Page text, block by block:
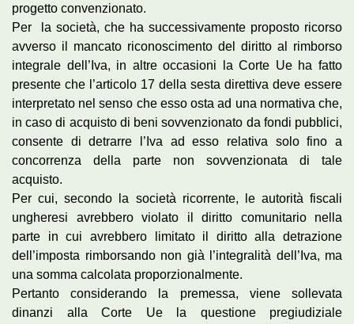
progetto convenzionato.
Per la società, che ha successivamente proposto ricorso
avverso il mancato riconoscimento del diritto al rimborso
integrale dell’Iva, in altre occasioni la Corte Ue ha fatto
presente che l’articolo 17 della sesta direttiva deve essere
interpretato nel senso che esso osta ad una normativa che,
in caso di acquisto di beni sovvenzionato da fondi pubblici,
consente di detrarre l’Iva ad esso relativa solo fino a
concorrenza della parte non sovvenzionata di tale
acquisto.
Per cui, secondo la società ricorrente, le autorità fiscali
ungheresi avrebbero violato il diritto comunitario nella
parte in cui avrebbero limitato il diritto alla detrazione
dell’imposta rimborsando non già l’integralità dell’Iva, ma
una somma calcolata proporzionalmente.
Pertanto considerando la premessa, viene sollevata
dinanzi alla Corte Ue la questione pregiudiziale